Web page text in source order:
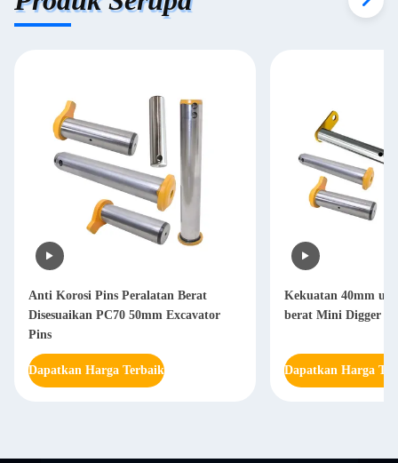
Anti Korosi Pins Peralatan Berat
Disesuaikan PC70 50mm Excavator
Pins
Dapatkan Harga Terbaik
Kekuatan 40mm
berat Mini Digger
Dapatkan Harga